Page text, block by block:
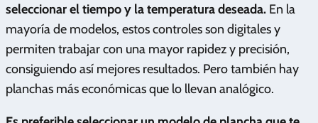
seleccionar el tiempo y la temperatura deseada. En la
mayoría de modelos, estos controles son digitales y
permiten trabajar con una mayor rapidez y precisión,
consiguiendo así mejores resultados. Pero también hay
planchas más económicas que lo llevan analógico.